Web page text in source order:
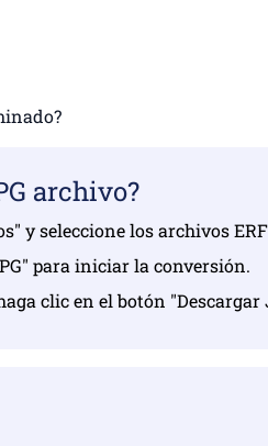
archivo?
y seleccione los archivos
para iniciar la conversión.
clic en el botón "Descargar